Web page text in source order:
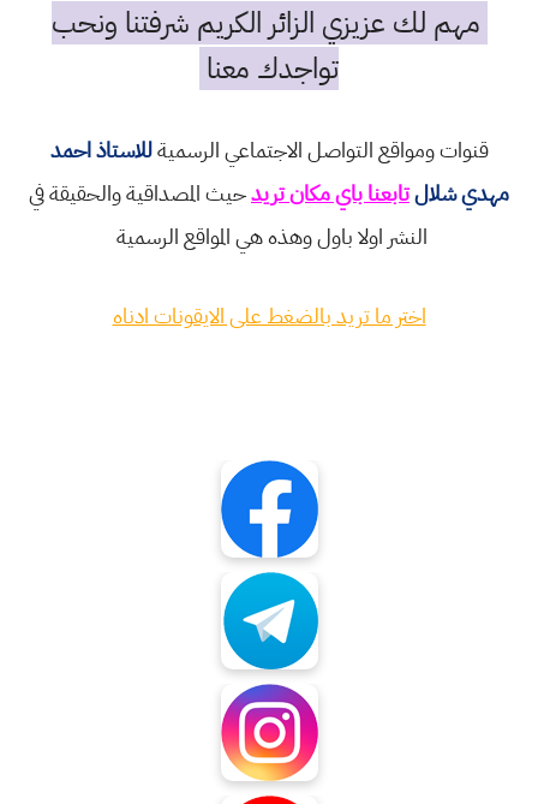
مهم لك عزيزي الزائر الكريم شرفتنا ونحب
تواجدك معنا
قنوات ومواقع التواصل الاجتماعي الرسميةللاستاذ احمد
مهدي شلالتابعنا باي مكان تريدحيث المصداقية والحقيقة في
النشر اولا باول وهذه هي المواقع الرسمية
اختر ما تريد بالضغط على الايقونات ادناه